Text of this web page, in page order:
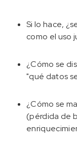
Si lo hace,
como el uso
¿Cómo se
"qué datos
¿Cómo se
(pérdida de